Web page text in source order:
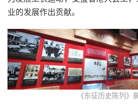
业的发展作出贡献。
《东征历史陈列》